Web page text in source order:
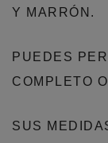
Y MARRÓN.
PUEDES
COMPLETO
SUS